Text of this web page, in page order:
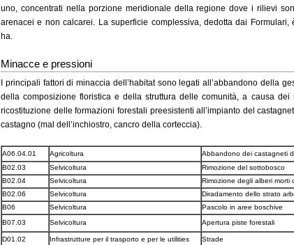
uno, concentrati nella porzione meridionale della regione dove i rilievi
arenacei e non calcarei. La superficie complessiva, dedotta dai Formulari,
ha.
Minacce e pressioni
I principali fattori di minaccia dell’habitat sono legati all’abbandono della
della composizione floristica e della struttura delle comunità, a causa
ricostituzione delle formazioni forestali preesistenti all’impianto del
castagno (mal dell’inchiostro, cancro della corteccia).
A06.04.01 Agricoltura
Abbandono dei castagneti
B02.03
Selvicoltura
Rimozione del sottobosco
B02.04
Selvicoltura
Rimozione degli alberi morti
B02.06
Selvicoltura
Diradamento dello strato
B06
Selvicoltura
Pascolo in aree boschive
B07.03
Selvicoltura Apertura piste forestali
D01.02 Infrastrutture per il trasporto e per le utilities Strade